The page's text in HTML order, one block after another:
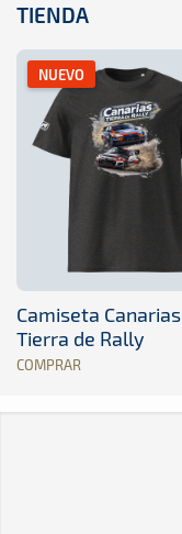
TIENDA
NUEVO
Camiseta Canarias
Tierra de Rally
COMPRAR